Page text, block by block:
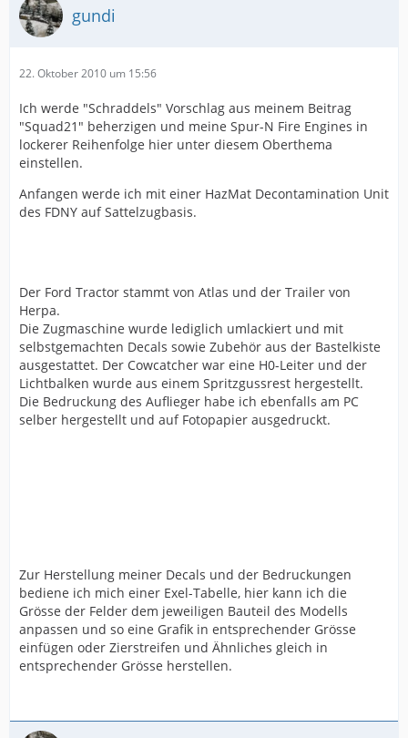
gundi
22. Oktober 2010 um 15:56
Ich werde "Schraddels" Vorschlag aus meinem Beitrag
"Squad21" beherzigen und meine Spur-N Fire Engines in
lockerer Reihenfolge hier unter diesem Oberthema
einstellen.
Anfangen werde ich mit einer HazMat Decontamination Unit
des FDNY auf Sattelzugbasis.
Der Ford Tractor stammt von Atlas und der Trailer von
Herpa.
Die Zugmaschine wurde lediglich umlackiert und mit
selbstgemachten Decals sowie Zubehör aus der Bastelkiste
ausgestattet. Der Cowcatcher war eine H0-Leiter und der
Lichtbalken wurde aus einem Spritzgussrest hergestellt.
Die Bedruckung des Auflieger habe ich ebenfalls am PC
selber hergestellt und auf Fotopapier ausgedruckt.
Zur Herstellung meiner Decals und der Bedruckungen
bediene ich mich einer Exel-Tabelle, hier kann ich die
Grösse der Felder dem jeweiligen Bauteil des Modells
anpassen und so eine Grafik in entsprechender Grösse
einfügen oder Zierstreifen und Ähnliches gleich in
entsprechender Grösse herstellen.